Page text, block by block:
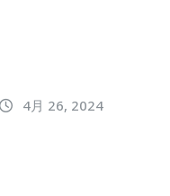
4月 26, 2024